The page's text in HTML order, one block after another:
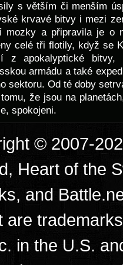
s větším či menším
krvavé bitvy i mezi
mozky a připravila je o
celé tři flotily, když se
z apokalyptické bitvy,
armádu a také
sektoru. Od té doby
že jsou na
spokojeni.
© 2007-
Heart of the
and
are
in the U.S.